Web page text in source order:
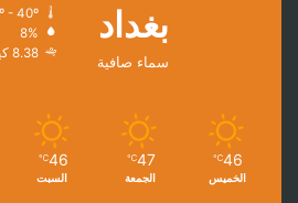
بغداد
سماء صافية
8%
8.38 كيلومتر/ساعة
46
℃
الخميس
47
℃
الجمعة
46
℃
السبت